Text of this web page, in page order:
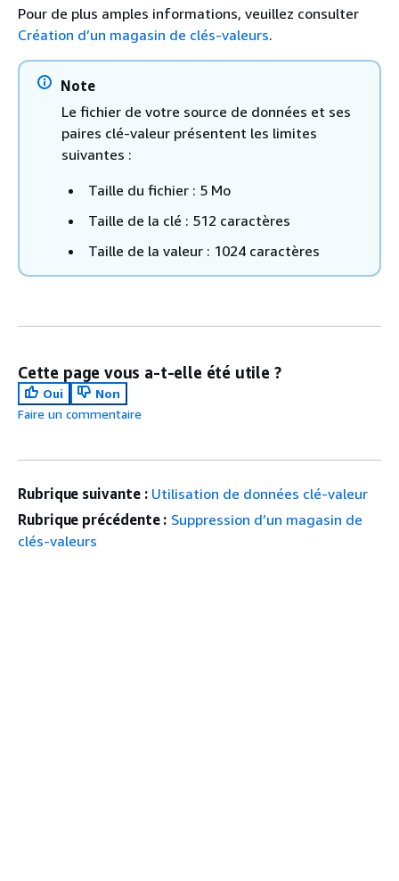
Pour de plus amples informations, veuillez consulter
Création d’un magasin de clés-valeurs.
Note
Le fichier de votre source de données et ses
paires clé-valeur présentent les limites
suivantes :
Taille du fichier : 5 Mo
Taille de la clé : 512 caractères
Taille de la valeur : 1024 caractères
Cette page vous a-t-elle été utile ?
Oui
Non
Faire un commentaire
Rubrique suivante : Utilisation de données clé-valeur
Rubrique précédente : Suppression d’un magasin de
clés-valeurs